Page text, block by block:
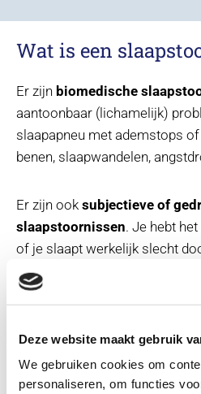
Deze website maakt gebruik
We gebruiken cookies om
personaliseren, om functies
Wat is een
Er zijn biomedische
aantoonbaar (lichamelijk)
slaapapneu met ademstops
benen, slaapwandelen,
Er zijn ook subjectieve of
slaapstoornissen. Je hebt
of je slaapt werkelijk slecht
inslapen, niet vast slapen,
te vroeg wakker worden of je
Primaire slaapproblemen
in het slaapproces zelf.